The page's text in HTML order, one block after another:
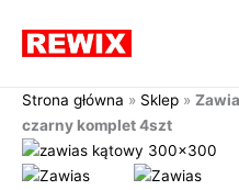
treści
Strona główna » Sklep »
czarny komplet 4szt
ilość
Zawias